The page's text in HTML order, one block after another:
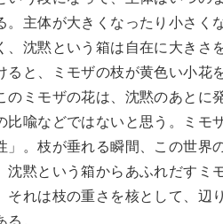
。主体が大きくなったり小さく
、沈黙という箱は自在に大きさ
ると、ミモザの枝が黄色い小花
のミモザの花は、沈黙のあとに
比喩などではないと思う。ミモ
」。枝が垂れる瞬間、この世界
沈黙という箱からあふれだすミ
それは枝の重さを核として、辺